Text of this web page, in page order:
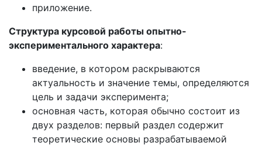
приложение.
Структура курсовой работы опытно-
экспериментального характера:
введение, в котором раскрываются
актуальность и значение темы, определяются
цель и задачи эксперимента;
основная часть, которая обычно состоит из
двух разделов: первый раздел содержит
теоретические основы разрабатываемой